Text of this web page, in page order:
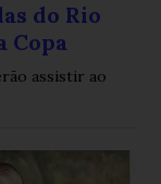
do Rio
Copa
assistir ao